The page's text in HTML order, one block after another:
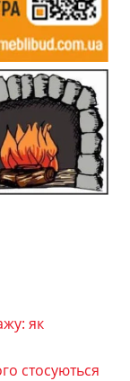
як
стосуються